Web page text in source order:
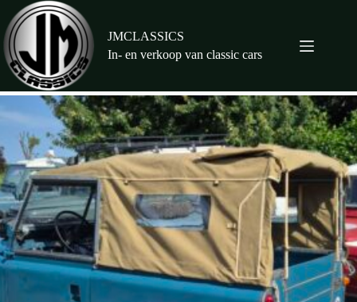
naar
de
inhoud
JMCLASSICS
In- en verkoop van classic cars